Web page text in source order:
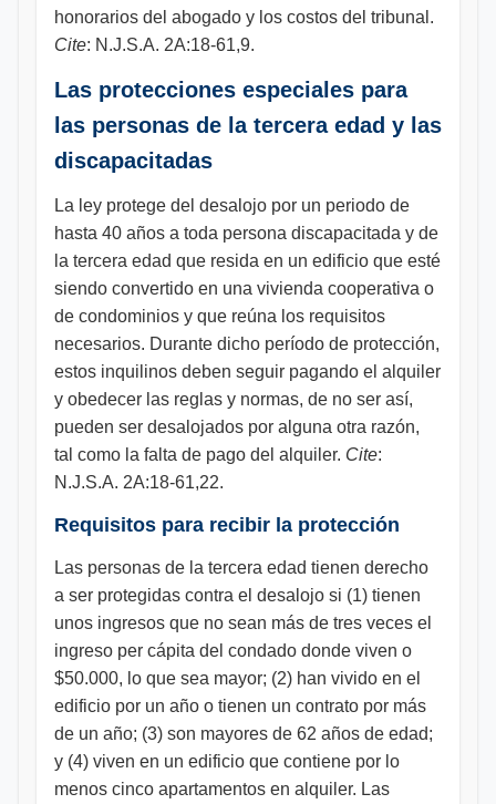
honorarios del abogado y los costos del tribunal.
Cite: N.J.S.A. 2A:18-61,9.
Las protecciones especiales para
las personas de la tercera edad y las
discapacitadas
La ley protege del desalojo por un periodo de
hasta 40 años a toda persona discapacitada y de
la tercera edad que resida en un edificio que esté
siendo convertido en una vivienda cooperativa o
de condominios y que reúna los requisitos
necesarios. Durante dicho período de protección,
estos inquilinos deben seguir pagando el alquiler
y obedecer las reglas y normas, de no ser así,
pueden ser desalojados por alguna otra razón,
tal como la falta de pago del alquiler. Cite:
N.J.S.A. 2A:18-61,22.
Requisitos para recibir la protección
Las personas de la tercera edad tienen derecho
a ser protegidas contra el desalojo si (1) tienen
unos ingresos que no sean más de tres veces el
ingreso per cápita del condado donde viven o
$50.000, lo que sea mayor; (2) han vivido en el
edificio por un año o tienen un contrato por más
de un año; (3) son mayores de 62 años de edad;
y (4) viven en un edificio que contiene por lo
menos cinco apartamentos en alquiler. Las